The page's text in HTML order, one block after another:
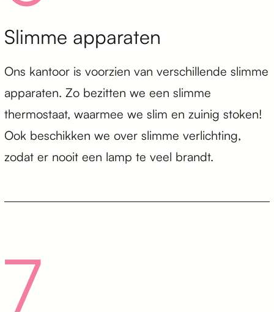
Slimme apparaten
Ons kantoor is voorzien van verschillende slimme
apparaten. Zo bezitten we een slimme
thermostaat, waarmee we slim en zuinig stoken!
Ook beschikken we over slimme verlichting,
zodat er nooit een lamp te veel brandt.
7